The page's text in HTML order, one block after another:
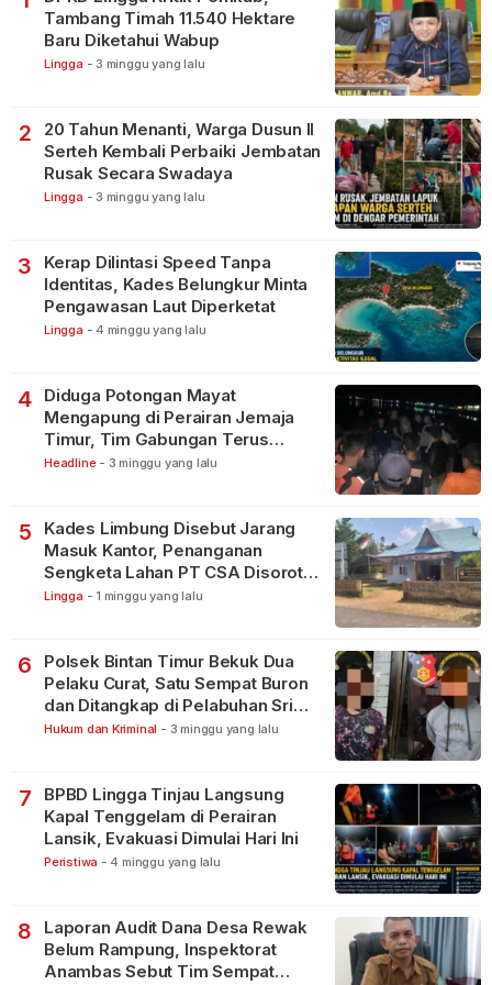
Tambang Timah 11.540 Hektare
Baru Diketahui Wabup
Lingga - 3 minggu yang lalu
2
20 Tahun Menanti, Warga Dusun II
Serteh Kembali Perbaiki Jembatan
Rusak Secara Swadaya
Lingga - 3 minggu yang lalu
3
Kerap Dilintasi Speed Tanpa
Identitas, Kades Belungkur Minta
Pengawasan Laut Diperketat
Lingga - 4 minggu yang lalu
4
Diduga Potongan Mayat
Mengapung di Perairan Jemaja
Timur, Tim Gabungan Terus
Lakukan Pencarian
Headline - 3 minggu yang lalu
5
Kades Limbung Disebut Jarang
Masuk Kantor, Penanganan
Sengketa Lahan PT CSA Disorot
Warga
Lingga - 1 minggu yang lalu
6
Polsek Bintan Timur Bekuk Dua
Pelaku Curat, Satu Sempat Buron
dan Ditangkap di Pelabuhan Sri
Bintan Pura
Hukum dan Kriminal - 3 minggu yang lalu
7
BPBD Lingga Tinjau Langsung
Kapal Tenggelam di Perairan
Lansik, Evakuasi Dimulai Hari Ini
Peristiwa - 4 minggu yang lalu
8
Laporan Audit Dana Desa Rewak
Belum Rampung, Inspektorat
Anambas Sebut Tim Sempat